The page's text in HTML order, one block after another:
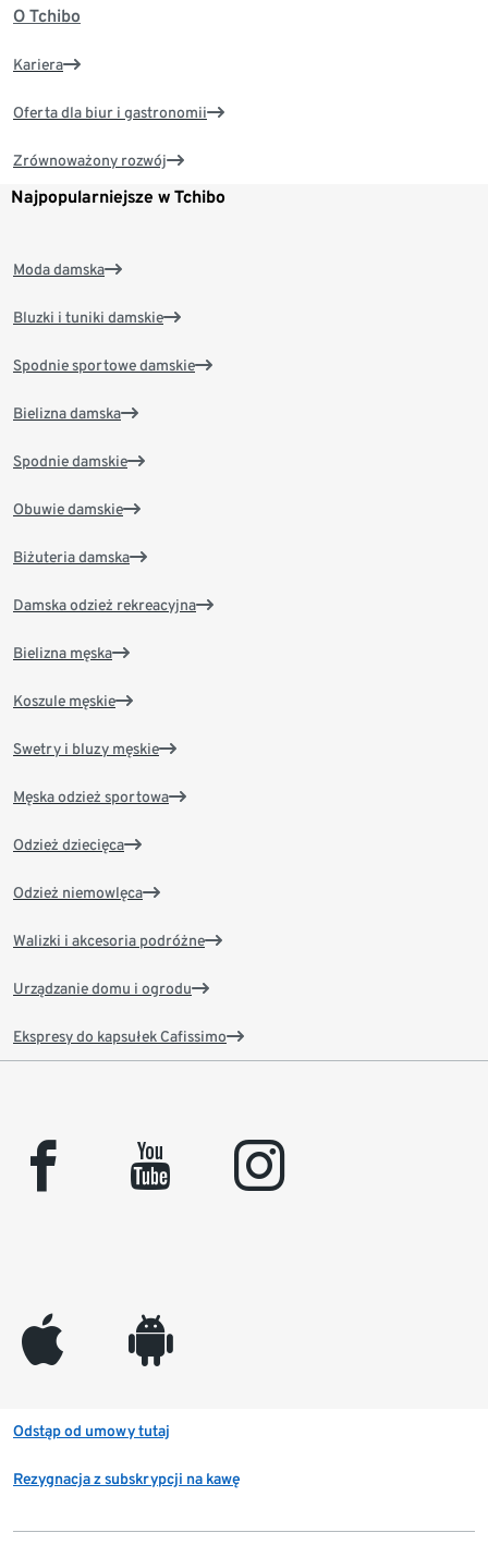
O Tchibo
Kariera
Oferta dla biur i gastronomii
Zrównoważony rozwój
Najpopularniejsze w Tchibo
Moda damska
Bluzki i tuniki damskie
Spodnie sportowe damskie
Bielizna damska
Spodnie damskie
Obuwie damskie
Biżuteria damska
Damska odzież rekreacyjna
Bielizna męska
Koszule męskie
Swetry i bluzy męskie
Męska odzież sportowa
Odzież dziecięca
Odzież niemowlęca
Walizki i akcesoria podróżne
Urządzanie domu i ogrodu
Ekspresy do kapsułek Cafissimo
facebook youtube instagram
appleinc android
Odstąp od umowy tutaj
Rezygnacja z subskrypcji na kawę